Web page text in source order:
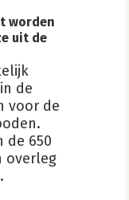
worden
uit de
de
voor de
de 650
overleg